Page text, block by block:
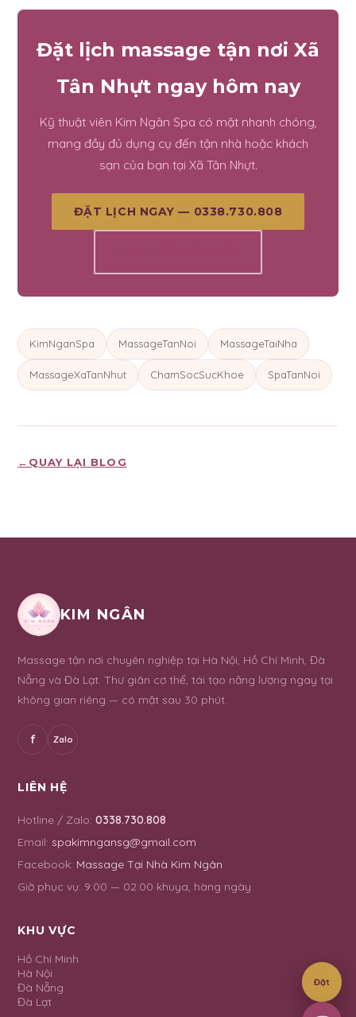
Đặt lịch massage tận nơi Xã
Tân Nhựt ngay hôm nay
Kỹ thuật viên Kim Ngân Spa có mặt nhanh chóng,
mang đầy đủ dụng cụ đến tận nhà hoặc khách
sạn của bạn tại Xã Tân Nhựt.
ĐẶT LỊCH NGAY — 0338.730.808
KimNganSpa MassageTanNoi MassageTaiNha
MassageXaTanNhut ChamSocSucKhoe SpaTanNoi
← QUAY LẠI BLOG
KIM NGÂN
Massage tận nơi chuyên nghiệp tại Hà Nội, Hồ Chí Minh, Đà
Nẵng và Đà Lạt. Thư giãn cơ thể, tái tạo năng lượng ngay tại
không gian riêng — có mặt sau 30 phút.
f Zalo
LIÊN HỆ
Hotline / Zalo: 0338.730.808
Email: spakimngansg@gmail.com
Facebook: Massage Tại Nhà Kim Ngân
Giờ phục vụ: 9:00 — 02:00 khuya, hàng ngày
KHU VỰC
Hồ Chí Minh
Hà Nội
Đà Nẵng
Đà Lạt
Đặt